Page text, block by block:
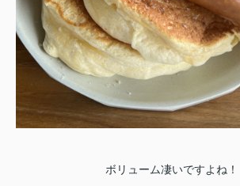
ボリューム凄いですよね！